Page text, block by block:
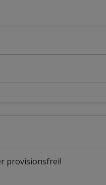
provisionsfrei!